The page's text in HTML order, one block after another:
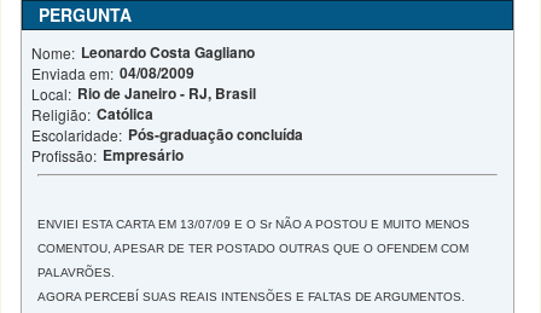
PERGUNTA
Nome: Leonardo Costa Gagliano
Enviada em: 04/08/2009
Local: Rio de Janeiro - RJ, Brasil
Religião: Católica
Escolaridade: Pós-graduação concluída
Profissão: Empresário
ENVIEI ESTA CARTA EM 13/07/09 E O Sr NÃO A POSTOU E MUITO MENOS
COMENTOU, APESAR DE TER POSTADO OUTRAS QUE O OFENDEM COM
PALAVRÕES.
AGORA PERCEBÍ SUAS REAIS INTENSÕES E FALTAS DE ARGUMENTOS.